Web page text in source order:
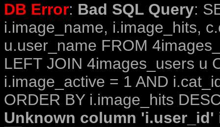
DB Error: Bad SQL Query:
i.image_name, i.image_hits,
u.user_name FROM
LEFT JOIN 4images_users u
i.image_active = 1 AND
ORDER BY i.image_hits
Unknown column